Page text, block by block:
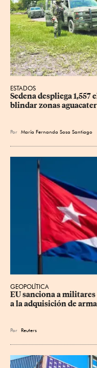
ESTADOS
Sedena despliega
blindar zonas
Por María Fernanda Sosa Santiago
GEOPOLÍTICA
EU sanciona a
a la adquisición de
Por Reuters